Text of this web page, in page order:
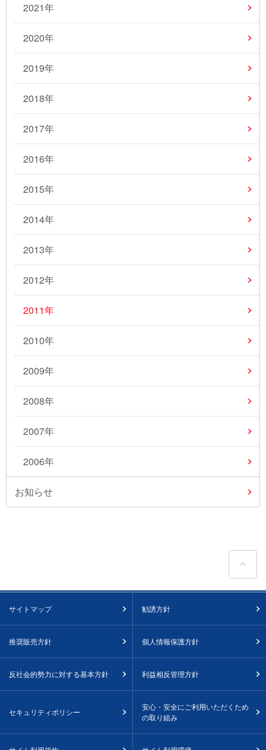
2021年
2020年
2019年
2018年
2017年
2016年
2015年
2014年
2013年
2012年
2011年
2010年
2009年
2008年
2007年
2006年
お知らせ
ペ
サイトマップ 勧誘方針
推奨販売方針 個人情報保護方針
反社会的勢力に対する基本方針 利益相反管理方針
セキュリティポリシー
安心・安全にご利用いただくため
の取り組み